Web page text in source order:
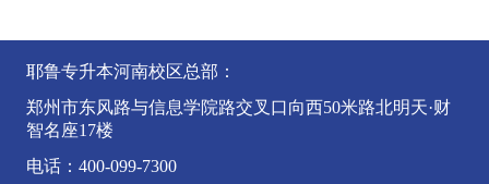
耶鲁专升本河南校区总部：
郑州市东风路与信息学院路交叉口向西50米路北明天·财
智名座17楼
电话：400-099-7300